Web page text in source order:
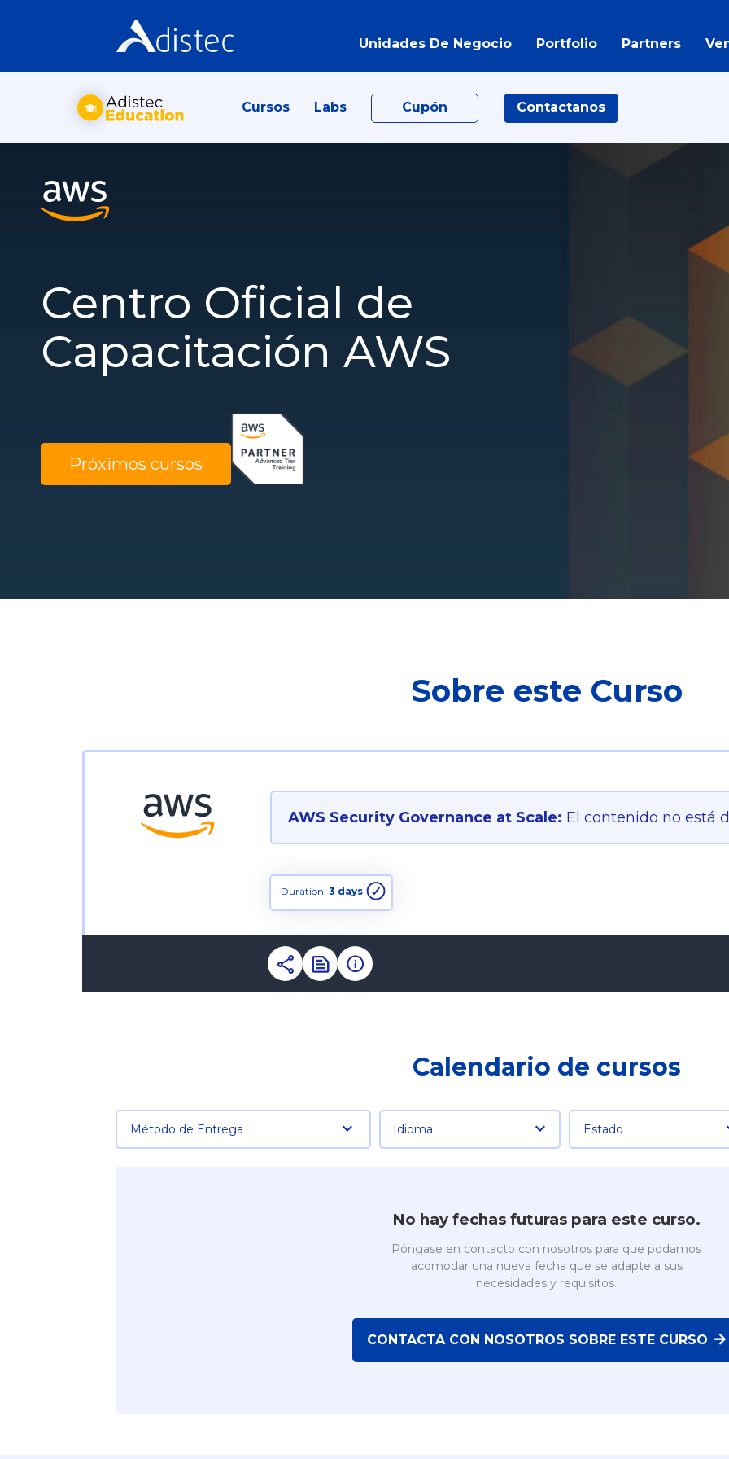
Unidades De Negocio Portfolio Partners
Cursos Labs Cupón Contactanos
Centro Oficial de
Capacitación AWS
Próximos cursos
Sobre este Curso
AWS Security Governance at Scale: El contenido no está
Duration: 3 days
Calendario de cursos
Método de Entrega Idioma Estado
No hay fechas futuras para este curso.
Póngase en contacto con nosotros para que podamos
acomodar una nueva fecha que se adapte a sus
necesidades y requisitos.
CONTACTA CON NOSOTROS SOBRE ESTE CURSO